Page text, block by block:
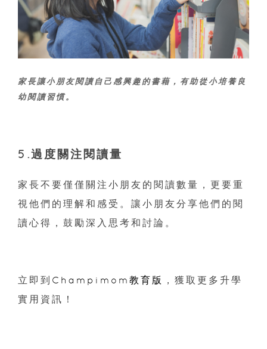
家長讓小朋友閱讀自己感興趣的書藉，有助從小培養良
幼閱讀習慣。
5.過度關注閱讀量
家長不要僅僅關注小朋友的閱讀數量，更要重
視他們的理解和感受。讓小朋友分享他們的閱
讀心得，鼓勵深入思考和討論。
立即到 Champimom教育版
，獲取更多升學
實用資訊！